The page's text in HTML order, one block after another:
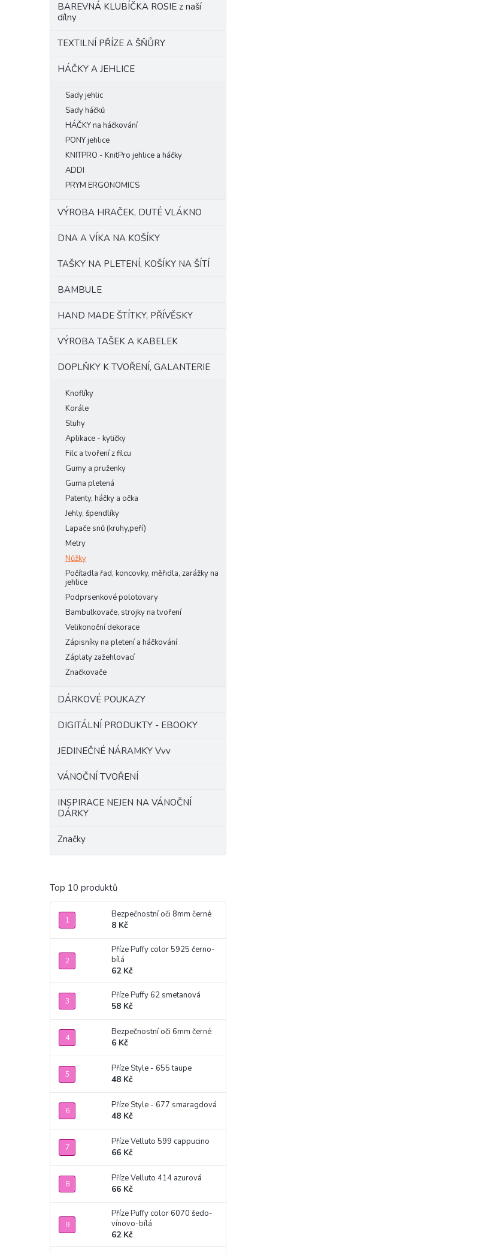
BAREVNÁ KLUBÍČKA ROSIE z naší
dílny
TEXTILNÍ PŘÍZE A ŠŇŮRY
HÁČKY A JEHLICE
Sady jehlic
Sady háčků
HÁČKY na háčkování
PONY jehlice
KNITPRO - KnitPro jehlice a háčky
ADDI
PRYM ERGONOMICS
VÝROBA HRAČEK, DUTÉ VLÁKNO
DNA A VÍKA NA KOŠÍKY
TAŠKY NA PLETENÍ, KOŠÍKY NA ŠÍTÍ
BAMBULE
HAND MADE ŠTÍTKY, PŘÍVĚSKY
VÝROBA TAŠEK A KABELEK
DOPLŇKY K TVOŘENÍ, GALANTERIE
Knoflíky
Korále
Stuhy
Aplikace - kytičky
Filc a tvoření z filcu
Gumy a pruženky
Guma pletená
Patenty, háčky a očka
Jehly, špendlíky
Lapače snů (kruhy,peří)
Metry
Nůžky
Počítadla řad, koncovky, měřidla, zarážky na
jehlice
Podprsenkové polotovary
Bambulkovače, strojky na tvoření
Velikonoční dekorace
Zápisníky na pletení a háčkování
Záplaty zažehlovací
Značkovače
DÁRKOVÉ POUKAZY
DIGITÁLNÍ PRODUKTY - EBOOKY
JEDINEČNÉ NÁRAMKY Vvv
VÁNOČNÍ TVOŘENÍ
INSPIRACE NEJEN NA VÁNOČNÍ
DÁRKY
Značky
Top 10 produktů
Bezpečnostní oči 8mm černé
8 Kč
Příze Puffy color 5925 černo-
bílá
62 Kč
Příze Puffy 62 smetanová
58 Kč
Bezpečnostní oči 6mm černé
6 Kč
Příze Style - 655 taupe
48 Kč
Příze Style - 677 smaragdová
48 Kč
Příze Velluto 599 cappucino
66 Kč
Příze Velluto 414 azurová
66 Kč
Příze Puffy color 6070 šedo-
vínovo-bílá
62 Kč